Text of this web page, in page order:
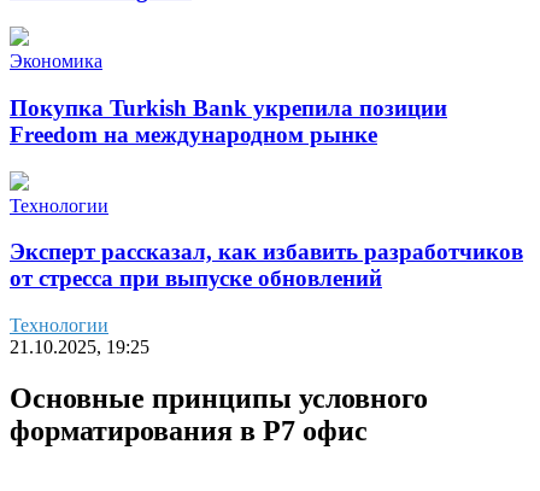
Экономика
Покупка Turkish Bank укрепила позиции
Freedom на международном рынке
Технологии
Эксперт рассказал, как избавить разработчиков
от стресса при выпуске обновлений
Технологии
21.10.2025, 19:25
Основные принципы условного
форматирования в Р7 офис